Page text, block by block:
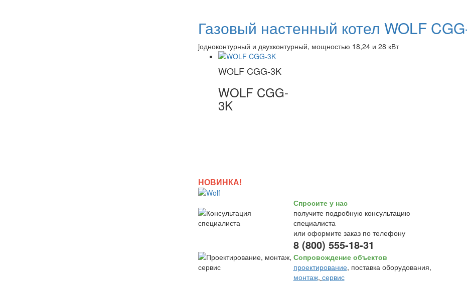
Газовый настенный котел WOLF
jодноконтурный и двухконтурный, мощностью 18,24 и 28 кВт
WOLF CGG-3K
WOLF CGG-
3K
НОВИНКА!
Спросите у нас
получите подробную консультацию
специалиста
или оформите заказ по телефону
8 (800) 555-18-31
Сопровождение объектов
проектирование, поставка оборудования,
монтаж, сервис